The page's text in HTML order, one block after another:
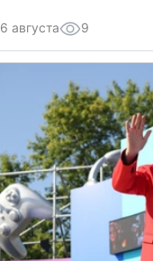
6 августа 9